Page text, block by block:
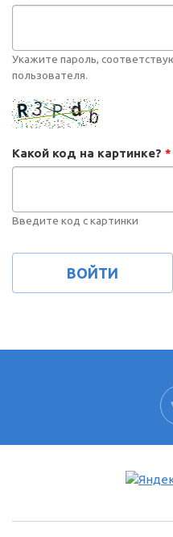
Укажите пароль,
пользователя.
Какой код на картинке? *
Введите код с картинки